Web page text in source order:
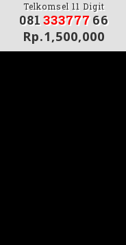
Telkomsel 11 Digit
081 33377766
Rp.1,500,000